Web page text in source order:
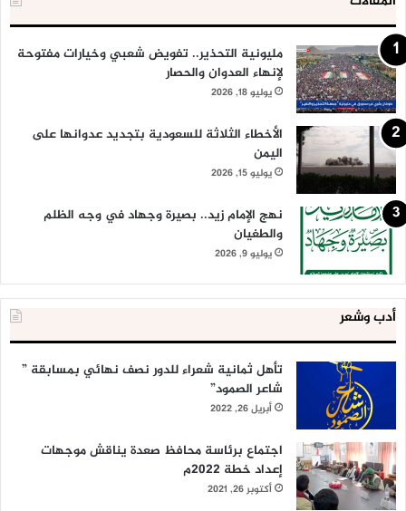
مليونية التحذير.. تفويض شعبي وخيارات مفتوحة
لإنهاء العدوان والحصار
يوليو 18, 2026
الأخطاء الثلاثة للسعودية بتجديد عدوانها على
اليمن
يوليو 15, 2026
نهج الإمام زيد.. بصيرة وجهاد في وجه الظلم
والطغيان
يوليو 9, 2026
أدب وشعر
تأهل ثمانية شعراء للدور نصف نهائي بمسابقة ”
شاعر الصمود”
أبريل 26, 2022
اجتماع برئاسة محافظ صعدة يناقش موجهات
إعداد خطة 2022م
أكتوبر 26, 2021